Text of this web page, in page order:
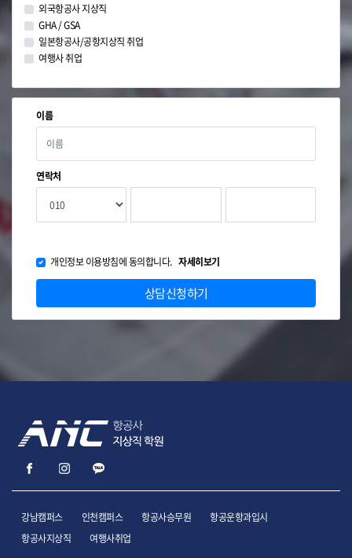
외국항공사 지상직
GHA / GSA
일본항공사/공항지상직 취업
여행사 취업
이름
연락처
개인정보 이용방침에 동의합니다. 자세히보기
상담신청하기
강남캠퍼스 인천캠퍼스 항공사승무원
항공운항과입시
항공사지상직
여행사취업